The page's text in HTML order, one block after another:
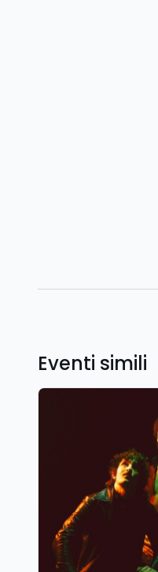
Eventi simili